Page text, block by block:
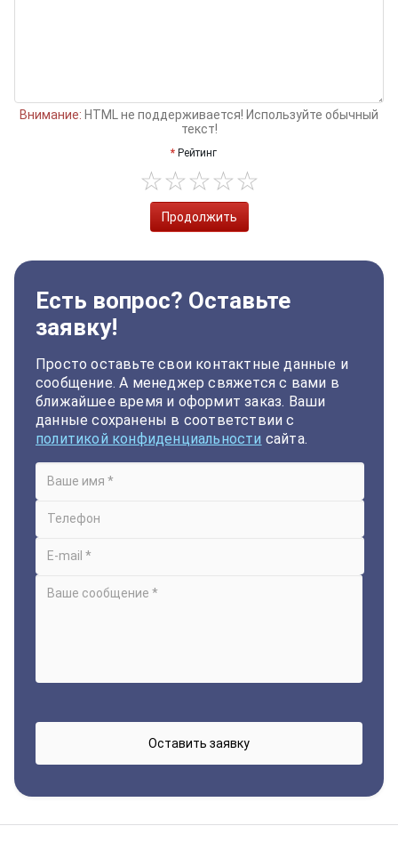
Внимание: HTML не поддерживается! Используйте обычный
текст!
Рейтинг
Продолжить
Есть вопрос? Оставьте
заявку!
Просто оставьте свои контактные данные и
сообщение. А менеджер свяжется с вами в
ближайшее время и оформит заказ. Ваши
данные сохранены в соответствии с
политикой конфиденциальности сайта.